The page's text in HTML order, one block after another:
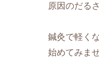
原因のだる
鍼灸で軽く
始めてみま